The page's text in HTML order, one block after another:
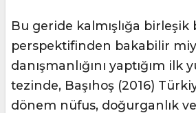
Bu geride kalmışlığa birleşik
perspektifinden bakabilir
danışmanlığını yaptığım ilk
tezinde, Başıhoş (2016)
dönem nüfus, doğurganlık ve